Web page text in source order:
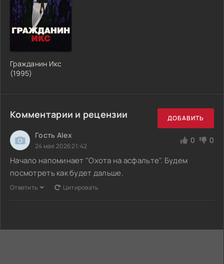
Гражданин Икс
(1995)
Комментарии и рецензии ДОБАВИТЬ
Гость Alex
24 мая 2026 21:42
0 0
Начало напоминает "Охота на асфальте". Будем
посмотреть как будет дальше.
Ответить Цитировать